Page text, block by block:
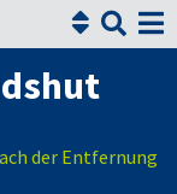


der Entfernung